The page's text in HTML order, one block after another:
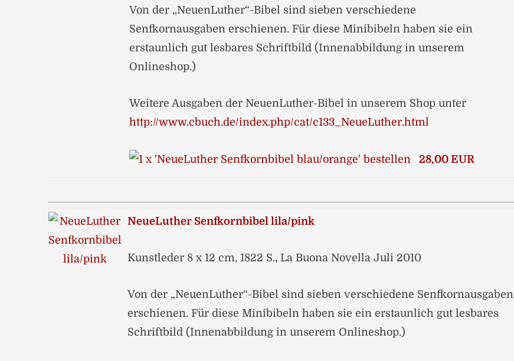
Von der „NeuenLuther“-Bibel sind sieben verschiedene
Senfkornausgaben erschienen. Für diese Minibibeln haben sie ein
erstaunlich gut lesbares Schriftbild (Innenabbildung in unserem
Onlineshop.)
Weitere Ausgaben der NeuenLuther-Bibel in unserem Shop unter
http://www.cbuch.de/index.php/cat/c133_NeueLuther.html
28,00 EUR
NeueLuther Senfkornbibel lila/pink
Kunstleder 8 x 12 cm, 1822 S., La Buona Novella Juli 2010
Von der „NeuenLuther“-Bibel sind sieben verschiedene Senfkornausgaben
erschienen. Für diese Minibibeln haben sie ein erstaunlich gut lesbares
Schriftbild (Innenabbildung in unserem Onlineshop.)